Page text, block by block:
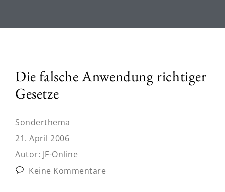
Die falsche Anwendung richtiger
Gesetze
Sonderthema
21. April 2006
Autor: JF-Online
Keine Kommentare